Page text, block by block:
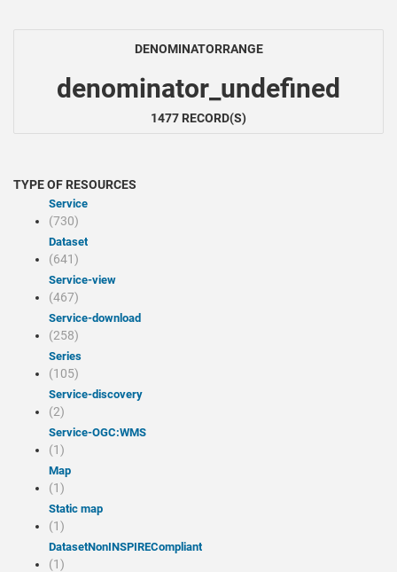
DENOMINATORRANGE
denominator_undefined
1477 RECORD(S)
TYPE OF RESOURCES
Service
(730)
Dataset
(641)
service-view
(467)
service-download
(258)
Series
(105)
service-discovery
(2)
service-OGC:WMS
(1)
Map
(1)
Static map
(1)
datasetNonINSPIRECompliant
(1)